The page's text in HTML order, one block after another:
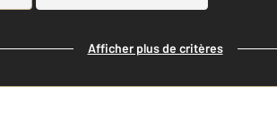
Afficher plus de critères